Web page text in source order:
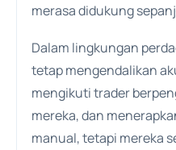
merasa didukung
Dalam lingkungan
tetap mengendalikan
mengikuti trader
mereka, dan
manual, tetapi mereka